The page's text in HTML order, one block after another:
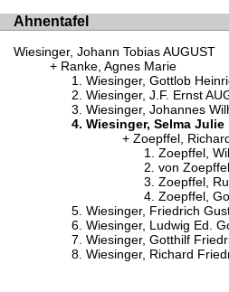
Ahnentafel
Wiesinger, Johann Tobias AUGUST
Ranke, Agnes Marie
Wiesinger, Gottlob
Wiesinger, J.F. Ernst
Wiesinger, Johannes
Wiesinger, Selma Julie
Zoepffel,
Zoepffel,
von
Zoepffel,
Zoepffel,
Wiesinger, Friedrich
Wiesinger, Ludwig Ed.
Wiesinger, Gotthilf
Wiesinger, Richard